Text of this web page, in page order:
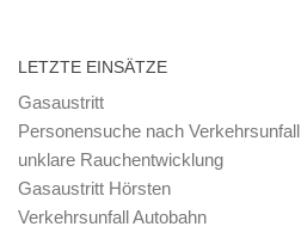
LETZTE EINSÄTZE
Gasaustritt
Personensuche nach Verkehrsunfall
unklare Rauchentwicklung
Gasaustritt Hörsten
Verkehrsunfall Autobahn